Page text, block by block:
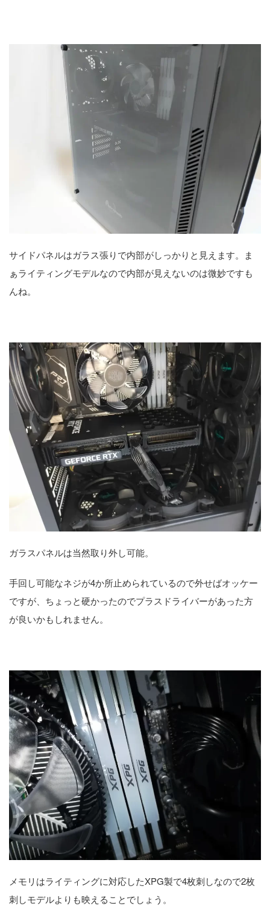
サイドパネルはガラス張りで内部がしっかりと見えます。ま
ぁライティングモデルなので内部が見えないのは微妙ですも
んね。
ガラスパネルは当然取り外し可能。
手回し可能なネジが4か所止められているので外せばオッケー
ですが、ちょっと硬かったのでプラスドライバーがあった方
が良いかもしれません。
メモリはライティングに対応したXPG製で4枚刺しなので2枚
刺しモデルよりも映えることでしょう。